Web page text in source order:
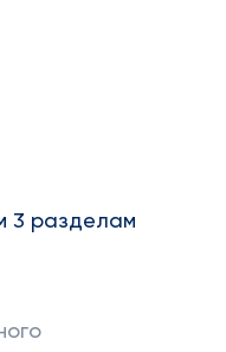
3 разделам